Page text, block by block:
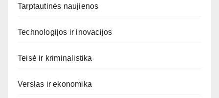
Tarptautinės naujienos
Technologijos ir inovacijos
Teisė ir kriminalistika
Verslas ir ekonomika